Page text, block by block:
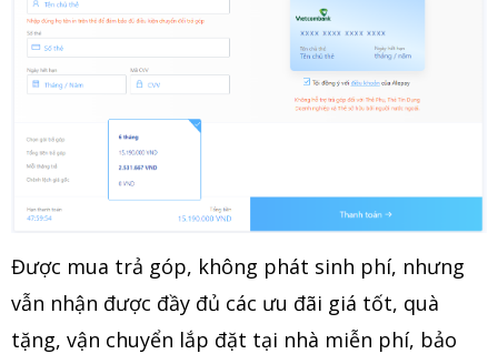
Được mua trả góp, không phát sinh phí, nhưng
vẫn nhận được đầy đủ các ưu đãi giá tốt, quà
tặng, vận chuyển lắp đặt tại nhà miễn phí, bảo